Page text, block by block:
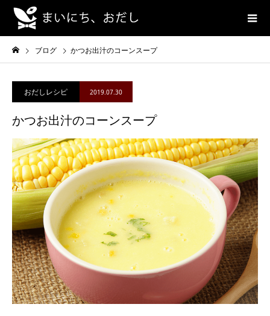
ブログ かつお出汁のコーンスープ
おだしレシピ 2019.07.30
かつお出汁のコーンスープ